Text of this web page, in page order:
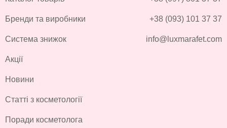
Бренди та виробники
Система знижок
Акції
Новини
Статті з косметології
Поради косметолога
+38 (093) 101 37 37
info@luxmarafet.com